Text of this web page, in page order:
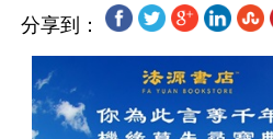
分享到：